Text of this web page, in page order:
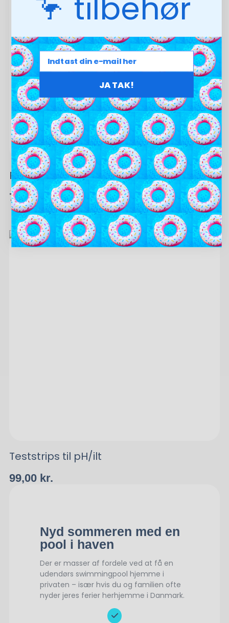
PH Plus 1 kg
70,00 kr.
Teststrips til pH/ilt
99,00 kr.
Nyd sommeren med en
pool i haven
Der er masser af fordele ved at få en
udendørs swimmingpool hjemme i
privaten – især hvis du og familien ofte
nyder jeres ferier herhjemme i Danmark.
JA TAK!